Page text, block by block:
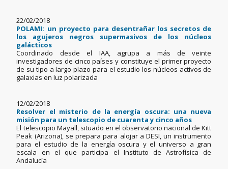
22/02/2018
POLAMI: un proyecto para desentrañar los secretos de
los agujeros negros supermasivos de los núcleos
galácticos
Coordinado desde el IAA, agrupa a más de veinte
investigadores de cinco países y constituye el primer proyecto
de su tipo a largo plazo para el estudio los núcleos activos de
galaxias en luz polarizada
12/02/2018
Resolver el misterio de la energía oscura: una nueva
misión para un telescopio de cuarenta y cinco años
El telescopio Mayall, situado en el observatorio nacional de Kitt
Peak (Arizona), se prepara para alojar a DESI, un instrumento
para el estudio de la energía oscura y el universo a gran
escala en el que participa el Instituto de Astrofísica de
Andalucía